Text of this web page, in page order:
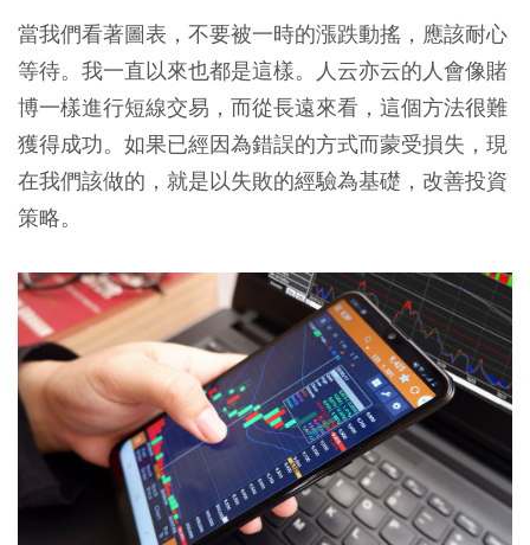
當我們看著圖表，不要被一時的漲跌動搖，應該耐心
等待。我一直以來也都是這樣。人云亦云的人會像賭
博一樣進行短線交易，而從長遠來看，這個方法很難
獲得成功。如果已經因為錯誤的方式而蒙受損失，現
在我們該做的，就是以失敗的經驗為基礎，改善投資
策略。